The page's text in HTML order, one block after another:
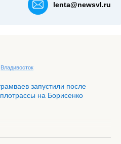
lenta@newsvl.ru
Владивосток
запустили после
на Борисенко